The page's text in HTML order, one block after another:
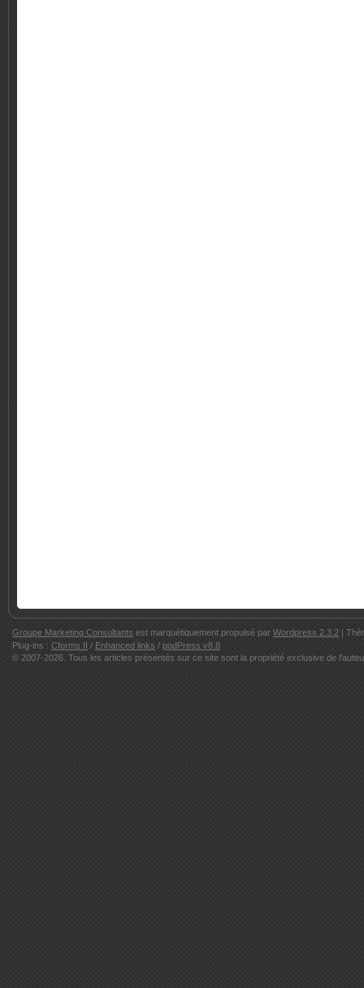
Groupe Marketing Consultants est marquétiquement propulsé par Wordpress 2.3.2 |
Plug-ins : Cforms II / Enhanced links / podPress v8.8
© 2007-2026. Tous les articles présentés sur ce site sont la propriété exclusive de